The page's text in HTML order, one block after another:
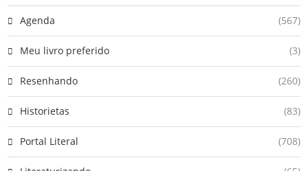
Agenda (567)
Meu livro preferido (3)
Resenhando (260)
Historietas (83)
Portal Literal (708)